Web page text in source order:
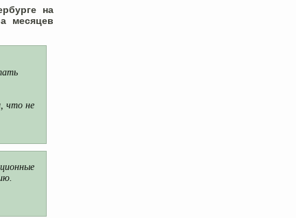
на
месяцев
что не